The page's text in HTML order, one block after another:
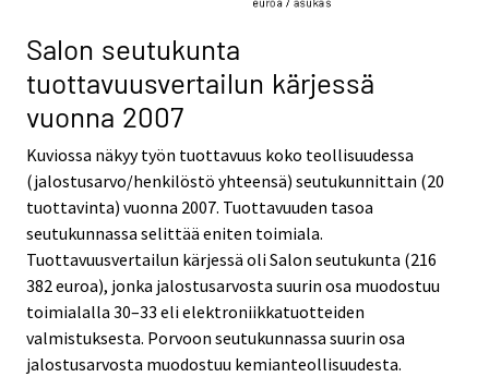
Salon seutukunta
tuottavuusvertailun kärjessä
vuonna 2007
Kuviossa näkyy työn tuottavuus koko teollisuudessa
(jalostusarvo/henkilöstö yhteensä) seutukunnittain (20
tuottavinta) vuonna 2007. Tuottavuuden tasoa
seutukunnassa selittää eniten toimiala.
Tuottavuusvertailun kärjessä oli Salon seutukunta (216
382 euroa), jonka jalostusarvosta suurin osa muodostuu
toimialalla 30–33 eli elektroniikkatuotteiden
valmistuksesta. Porvoon seutukunnassa suurin osa
jalostusarvosta muodostuu kemianteollisuudesta.